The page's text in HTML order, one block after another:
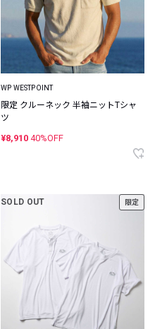
WP WESTPOINT
限定 クルーネック 半袖ニットTシャ
ツ
¥8,910 40%OFF
SOLD OUT 限定